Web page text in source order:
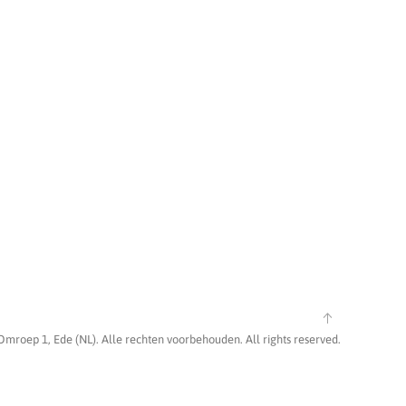
1, Ede (NL). Alle rechten voorbehouden. All rights reserved.